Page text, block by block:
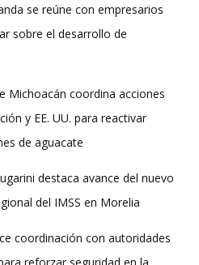
se reúne con empresarios
sobre el desarrollo de
Michoacán coordina acciones
y EE. UU. para reactivar
de aguacate
destaca avance del nuevo
del IMSS en Morelia
coordinación con autoridades